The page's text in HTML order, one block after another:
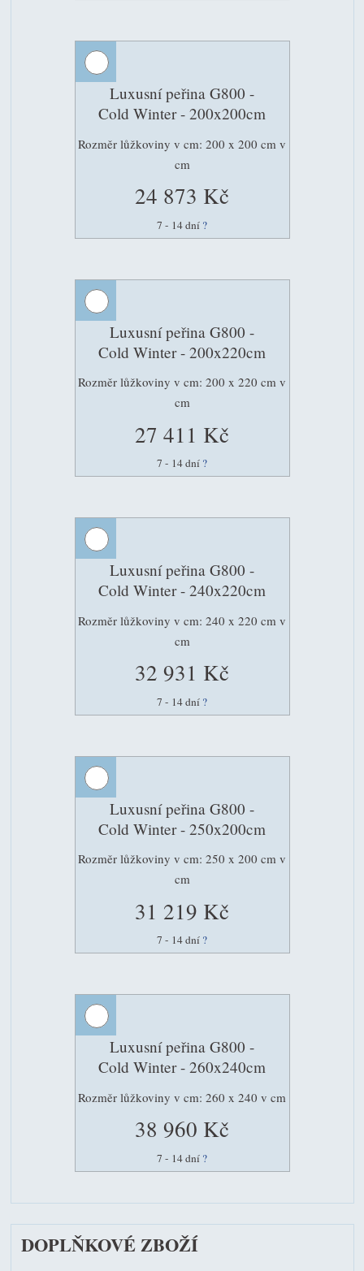
Luxusní peřina G800 -
Cold Winter - 200x200cm
Rozměr lůžkoviny v cm: 200 x 200 cm v
cm
24 873 Kč
7 - 14 dní ?
Luxusní peřina G800 -
Cold Winter - 200x220cm
Rozměr lůžkoviny v cm: 200 x 220 cm v
cm
27 411 Kč
7 - 14 dní ?
Luxusní peřina G800 -
Cold Winter - 240x220cm
Rozměr lůžkoviny v cm: 240 x 220 cm v
cm
32 931 Kč
7 - 14 dní ?
Luxusní peřina G800 -
Cold Winter - 250x200cm
Rozměr lůžkoviny v cm: 250 x 200 cm v
cm
31 219 Kč
7 - 14 dní ?
Luxusní peřina G800 -
Cold Winter - 260x240cm
Rozměr lůžkoviny v cm: 260 x 240 v cm
38 960 Kč
7 - 14 dní ?
DOPLŇKOVÉ ZBOŽÍ